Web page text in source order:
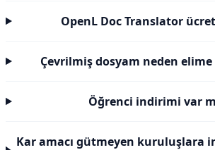
OpenL Doc Translator
Çevrilmiş dosyam neden elime
Öğrenci indirimi var
Kar amacı gütmeyen kuruluşlara